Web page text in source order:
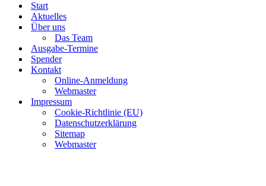
Start
Aktuelles
Über uns
Das Team
Ausgabe-Termine
Spender
Kontakt
Online-Anmeldung
Webmaster
Impressum
Cookie-Richtlinie (EU)
Datenschutzerklärung
Sitemap
Webmaster